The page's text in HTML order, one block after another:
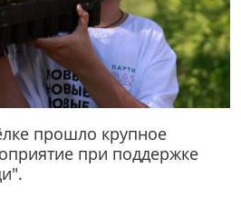
прошло крупное
при поддержке